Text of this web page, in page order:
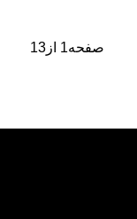
صفحه1 از13